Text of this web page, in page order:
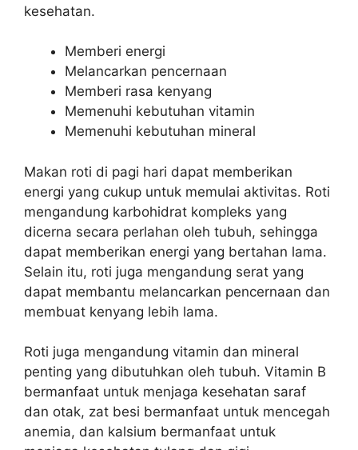
kesehatan.
Memberi energi
Melancarkan pencernaan
Memberi rasa kenyang
Memenuhi kebutuhan vitamin
Memenuhi kebutuhan mineral
Makan roti di pagi hari dapat memberikan
energi yang cukup untuk memulai aktivitas. Roti
mengandung karbohidrat kompleks yang
dicerna secara perlahan oleh tubuh, sehingga
dapat memberikan energi yang bertahan lama.
Selain itu, roti juga mengandung serat yang
dapat membantu melancarkan pencernaan dan
membuat kenyang lebih lama.
Roti juga mengandung vitamin dan mineral
penting yang dibutuhkan oleh tubuh. Vitamin B
bermanfaat untuk menjaga kesehatan saraf
dan otak, zat besi bermanfaat untuk mencegah
anemia, dan kalsium bermanfaat untuk